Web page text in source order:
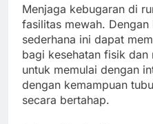
Menjaga kebugaran di
fasilitas mewah.
sederhana ini dapat
bagi kesehatan fisik dan
untuk memulai dengan
dengan kemampuan
secara bertahap.